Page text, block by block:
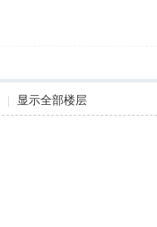
| 显示全部楼层